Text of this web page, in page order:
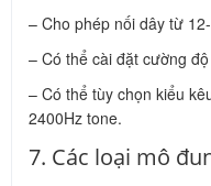
– Cho phép nối dây từ
– Có thể cài đặt cường
– Có thể tùy chọn kiểu
2400Hz tone.
7. Các loại mô